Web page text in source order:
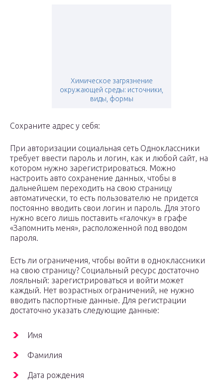
Химическое загрязнение
окружающей среды: источники,
виды, формы
Сохраните адрес у себя:
При авторизации социальная сеть Одноклассники
требует ввести пароль и логин, как и любой сайт, на
котором нужно зарегистрироваться. Можно
настроить авто сохранение данных, чтобы в
дальнейшем переходить на свою страницу
автоматически, то есть пользователю не придется
постоянно вводить свои логин и пароль. Для этого
нужно всего лишь поставить «галочку» в графе
«Запомнить меня», расположенной под вводом
пароля.
Есть ли ограничения, чтобы войти в одноклассники
на свою страницу? Социальный ресурс достаточно
лояльный: зарегистрироваться и войти может
каждый. Нет возрастных ограничений, не нужно
вводить паспортные данные. Для регистрации
достаточно указать следующие данные:
Имя
Фамилия
Дата рождения